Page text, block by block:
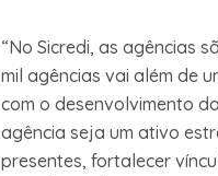
“No Sicredi, as agências
mil agências vai além de
com o desenvolvimento
agência seja um ativo
presentes, fortalecer